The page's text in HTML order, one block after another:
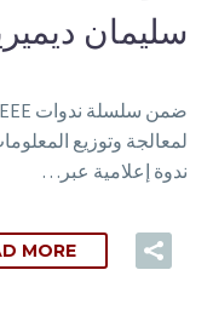
سليمان
لمعالجة وتوزيع
ندوة إعلامية عبر…
MORE